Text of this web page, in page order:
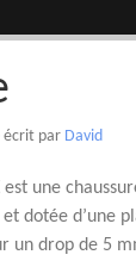
écrit par David
est une
dotée d’une
un drop de 5